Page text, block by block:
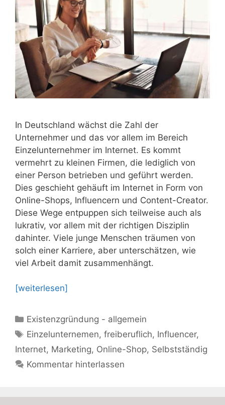
In Deutschland wächst die Zahl der
Unternehmer und das vor allem im Bereich
Einzelunternehmer im Internet. Es kommt
vermehrt zu kleinen Firmen, die lediglich von
einer Person betrieben und geführt werden.
Dies geschieht gehäuft im Internet in Form von
Online-Shops, Influencern und Content-Creator.
Diese Wege entpuppen sich teilweise auch als
lukrativ, vor allem mit der richtigen Disziplin
dahinter. Viele junge Menschen träumen von
solch einer Karriere, aber unterschätzen, wie
viel Arbeit damit zusammenhängt.
[weiterlesen]
Kategorien
Existenzgründung - allgemein
Schlagwörter
Einzelunternemen,freiberuflich, Influencer,
Internet, Marketing, Online-Shop, Selbstständig
Kommentar hinterlassen